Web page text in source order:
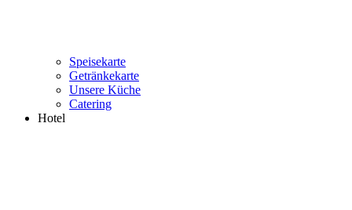
Speisekarte
Getränkekarte
Unsere Küche
Catering
Hotel